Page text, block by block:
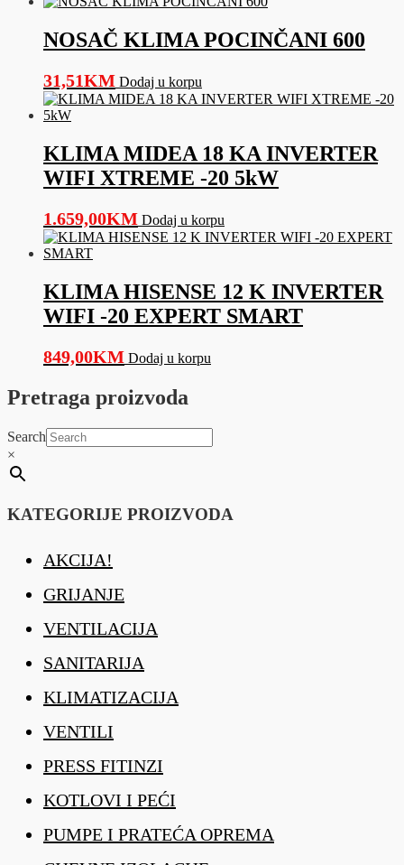
NOSAČ KLIMA POCINČANI 600
31,51KM Dodaj u korpu
KLIMA MIDEA 18 KA INVERTER
WIFI XTREME -20 5kW
1.659,00KM Dodaj u korpu
KLIMA HISENSE 12 K INVERTER
WIFI -20 EXPERT SMART
849,00KM Dodaj u korpu
Pretraga proizvoda
Search
×
KATEGORIJE PROIZVODA
AKCIJA!
GRIJANJE
VENTILACIJA
SANITARIJA
KLIMATIZACIJA
VENTILI
PRESS FITINZI
KOTLOVI I PEĆI
PUMPE I PRATEĆA OPREMA